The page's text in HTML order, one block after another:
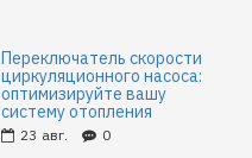
Переключатель скорости
циркуляционного насоса:
оптимизируйте вашу
систему отопления
23 авг. 0